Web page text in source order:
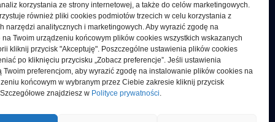
korzystania ze strony internetowej, a także do celów marketingowych.
również pliki cookies podmiotów trzecich w celu korzystania z
narzędzi analitycznych i marketingowych. Aby wyrazić zgodę na
Twoim urządzeniu końcowym plików cookies wszystkich wskazanych
kliknij przycisk "Akceptuję". Poszczególne ustawienia plików cookies
po kliknięciu przycisku „Zobacz preferencje”. Jeśli ustawienia
Twoim preferencjom, aby wyrazić zgodę na instalowanie plików cookies na
końcowym w wybranym przez Ciebie zakresie kliknij przycisk
znajdziesz w Polityce prywatności.
Prywatności
główna